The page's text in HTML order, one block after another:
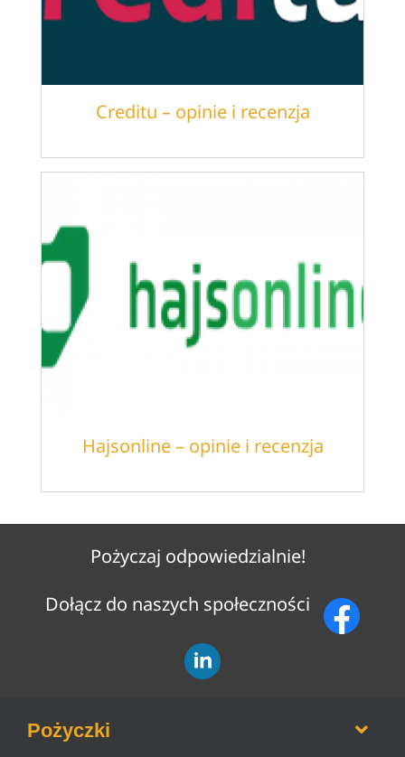
Creditu – opinie i recenzja
Hajsonline – opinie i recenzja
Pożyczaj odpowiedzialnie!
Dołącz do naszych społeczności
Pożyczki